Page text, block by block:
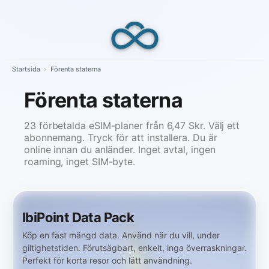
Startsida › Förenta staterna
Förenta staterna
23 förbetalda eSIM-planer från 6,47 Skr. Välj ett
abonnemang. Tryck för att installera. Du är
online innan du anländer. Inget avtal, ingen
roaming, inget SIM-byte.
IbiPoint Data Pack
Köp en fast mängd data. Använd när du vill, under
giltighetstiden. Förutsägbart, enkelt, inga överraskningar.
Perfekt för korta resor och lätt användning.